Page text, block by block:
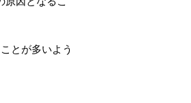
とが多いよう